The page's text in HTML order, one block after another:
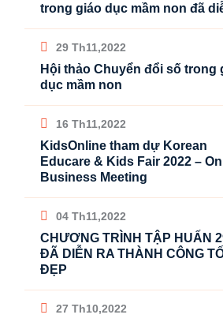
trong giáo dục mầm non đã
29 Th11,2022
Hội thảo Chuyển đổi số trong
dục mầm non
16 Th11,2022
KidsOnline tham dự Korean
Educare & Kids Fair 2022 –
Business Meeting
04 Th11,2022
CHƯƠNG TRÌNH TẬP HUẤN
ĐÃ DIỄN RA THÀNH CÔNG
ĐẸP
27 Th10,2022